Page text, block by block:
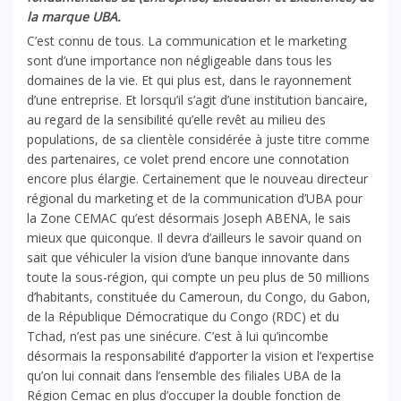
la marque UBA.
C’est connu de tous. La communication et le marketing
sont d’une importance non négligeable dans tous les
domaines de la vie. Et qui plus est, dans le rayonnement
d’une entreprise. Et lorsqu’il s’agit d’une institution bancaire,
au regard de la sensibilité qu’elle revêt au milieu des
populations, de sa clientèle considérée à juste titre comme
des partenaires, ce volet prend encore une connotation
encore plus élargie. Certainement que le nouveau directeur
régional du marketing et de la communication d’UBA pour
la Zone CEMAC qu’est désormais Joseph ABENA, le sais
mieux que quiconque. Il devra d’ailleurs le savoir quand on
sait que véhiculer la vision d’une banque innovante dans
toute la sous-région, qui compte un peu plus de 50 millions
d’habitants, constituée du Cameroun, du Congo, du Gabon,
de la République Démocratique du Congo (RDC) et du
Tchad, n’est pas une sinécure. C’est à lui qu’incombe
désormais la responsabilité d’apporter la vision et l’expertise
qu’on lui connait dans l’ensemble des filiales UBA de la
Région Cemac en plus d’occuper la double fonction de